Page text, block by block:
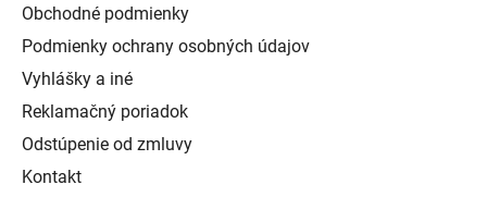
Obchodné podmienky
Podmienky ochrany osobných údajov
Vyhlášky a iné
Reklamačný poriadok
Odstúpenie od zmluvy
Kontakt